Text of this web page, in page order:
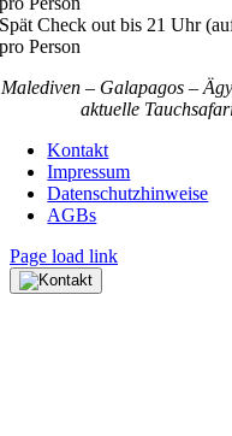
Spät Check out bis 21 Uhr
pro Person
Malediven – Galapagos –
aktuelle
Kontakt
Impressum
Datenschutzhinweise
AGBs
Page load link